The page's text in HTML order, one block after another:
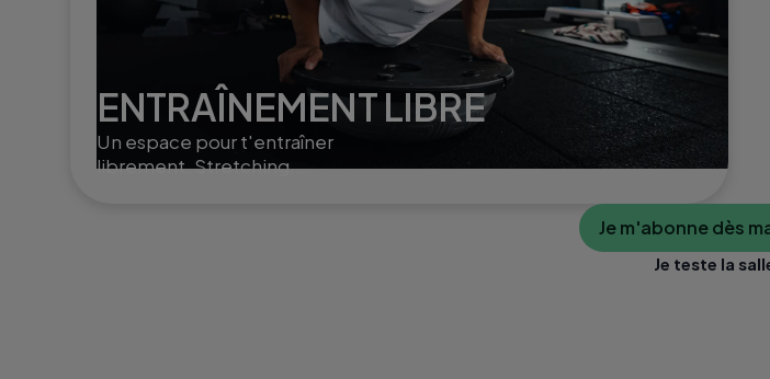
ENTRAÎNEMENT LIBRE
Un espace pour t'entraîner
librement. Stretching,
Je m'abonne dès
Je teste la